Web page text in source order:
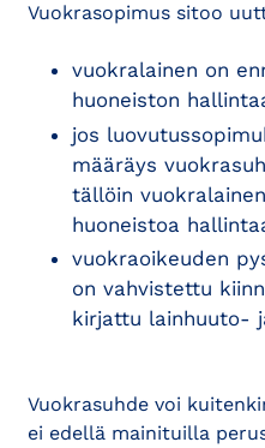
Vuokrasopimus sitoo
vuokralainen on
huoneiston
jos
määräys
tällöin
huoneistoa
vuokraoikeuden
on vahvistettu
kirjattu lainhuuto-
Vuokrasuhde voi
ei edellä mainituilla